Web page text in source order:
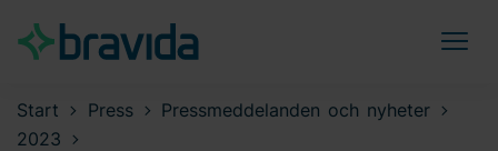
Start Press
Pressmeddelanden och nyheter
2023